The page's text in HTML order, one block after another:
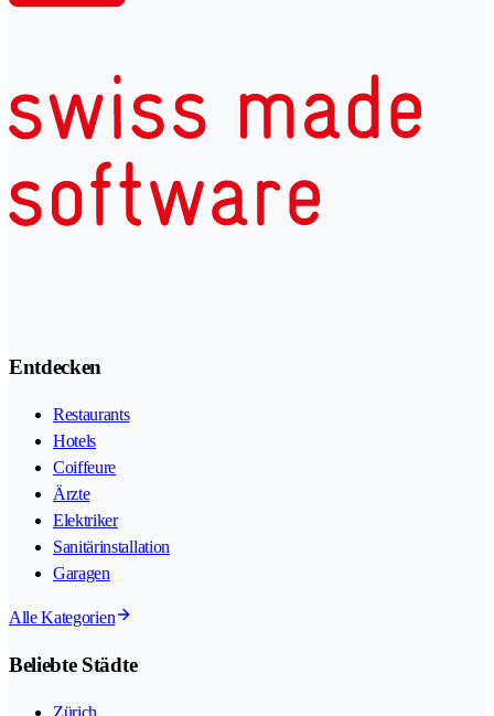
Entdecken
Restaurants
Hotels
Coiffeure
Ärzte
Elektriker
Sanitärinstallation
Garagen
Alle Kategorien
Beliebte Städte
Zürich